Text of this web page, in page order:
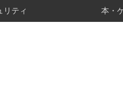
リティ 本・